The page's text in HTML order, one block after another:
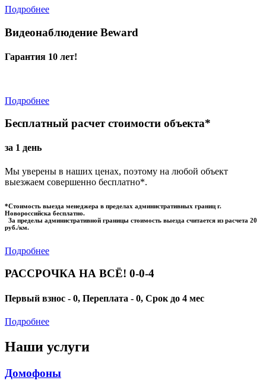
Подробнее
Видеонаблюдение Beward
Гарантия 10 лет!
Подробнее
Бесплатный расчет стоимости объекта*
за 1 день
Мы уверены в наших ценах, поэтому на любой объект
выезжаем совершенно бесплатно*.
*Стоимость выезда менеджера в пределах административных границ г.
Новороссийска бесплатно.
За пределы административной границы стоимость выезда считается из расчета 20
руб./км.
Подробнее
РАССРОЧКА НА ВСЁ! 0-0-4
Первый взнос - 0, Переплата - 0, Срок до 4 мес
Подробнее
Наши услуги
Домофоны